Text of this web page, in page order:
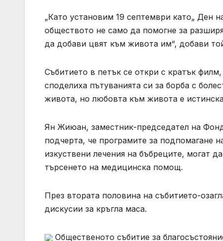
„Като установим 19 септември като„ Ден
обществото не само да помогне за
да добави цвят към живота им“, добави
Събитието в петък се откри с кратък
споделиха пътуванията си за борба с
живота, но любовта към живота е
Ян Жиюан, заместник-председател на
подчерта, че програмите за подпомагане
изкуствени лечения на бъбреците, могат
търсенето на медицинска помощ.
През втората половина на събитието-
дискусии за кръгла маса.
Общественото събитие за